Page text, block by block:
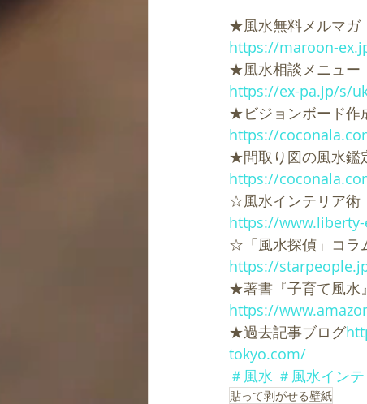
★風水無料メルマガ
https://maroon-
★風水相談メニュー
https://ex-pa.jp/s/
★ビジョンボード作
https://
★間取り図の風水鑑
https://
☆風水インテリア術
https://
☆「風水探偵」コラ
https://
★著書『子育て風水
https://
★過去記事ブログ
tokyo.com/
＃風水 ＃風水イン
貼って剥がせる壁紙